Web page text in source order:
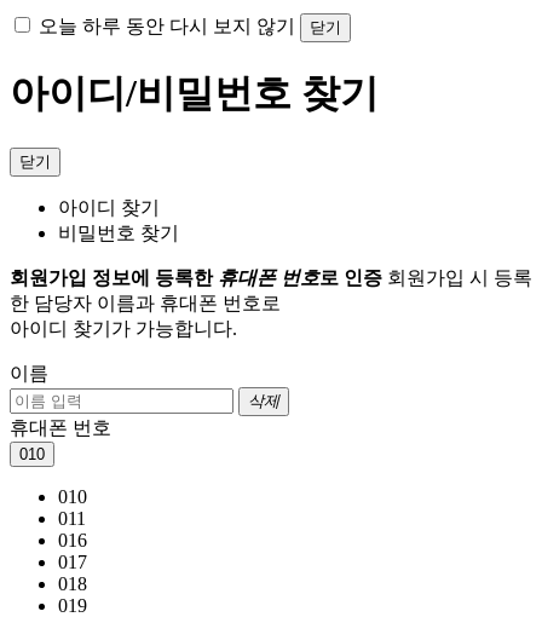
오늘 하루 동안 다시 보지 않기 닫기
아이디/비밀번호 찾기
닫기
아이디 찾기
비밀번호 찾기
회원가입 정보에 등록한 휴대폰 번호로 인증 회원가입 시 등록
한 담당자 이름과 휴대폰 번호로
아이디 찾기가 가능합니다.
이름
삭제
휴대폰 번호
010
010
011
016
017
018
019